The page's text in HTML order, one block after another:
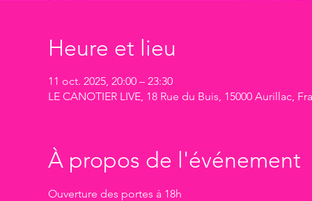
Heure et lieu
11 oct. 2025, 20:00 – 23:30
LE CANOTIER LIVE, 18 Rue du Buis, 15000 Aurillac,
À propos de l'événement
Ouverture des portes à 18h